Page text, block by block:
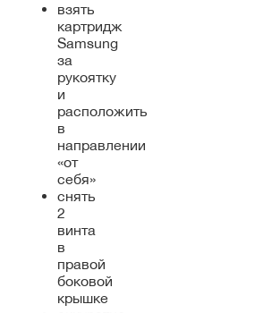
взять
картридж
Samsung
за
рукоятку
и
расположить
в
направлении
«от
себя»
снять
2
винта
в
правой
боковой
крышке